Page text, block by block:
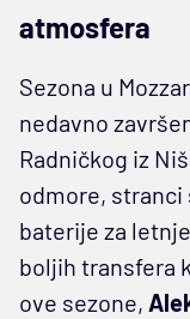
atmosfera
Sezona u
nedavno
Radničkog iz
odmore, stranci
baterije za
boljih transfera
ove sezone,